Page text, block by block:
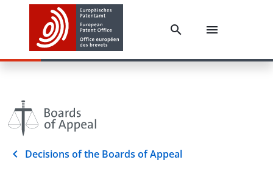
Decisions of the Boards of Appeal